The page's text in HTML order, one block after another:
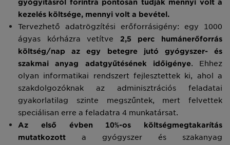
gyógyításról forintra pontosan tudják mennyi volt a
kezelés költsége, mennyi volt a bevétel.
Tervezhető adatrögzítési erőforrásigény: egy 1000
ágyas kórházra vetítve 2,5 perc humánerőforrás
költség/nap az egy betegre jutó gyógyszer- és
szakmai anyag adatgyűtésének időigénye. Ehhez
olyan informatikai rendszert fejlesztettek ki, ahol a
szakdolgozóknak az adminisztrációs feladatai
gyakorlatilag szinte megszűntek, mert felvettek
speciálisan erre a feladatra 4 munkatársat.
Az első évben 10%-os költségmegtakarítás
mutatkozott a gyógyszer és szakanyag